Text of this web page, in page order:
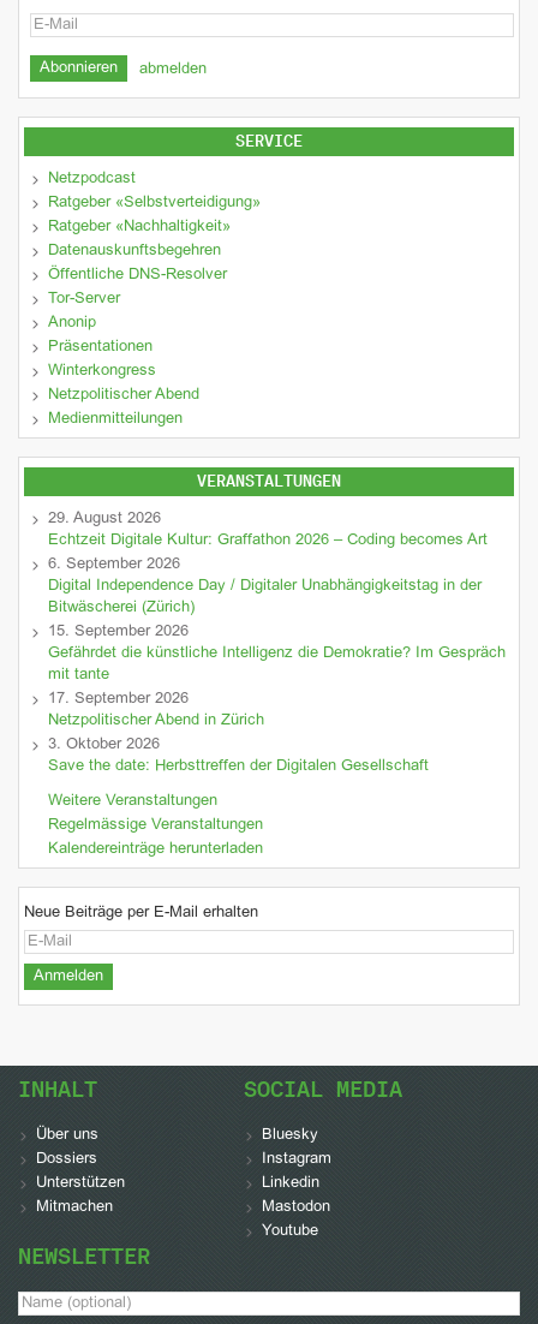
abmelden
SERVICE
Netzpodcast
Ratgeber «Selbstverteidigung»
Ratgeber «Nachhaltigkeit»
Datenauskunftsbegehren
Öffentliche DNS-Resolver
Tor-Server
Anonip
Präsentationen
Winterkongress
Netzpolitischer Abend
Medienmitteilungen
VERANSTALTUNGEN
29. August 2026
Echtzeit Digitale Kultur: Graffathon 2026 – Coding becomes Art
6. September 2026
Digital Independence Day / Digitaler Unabhängigkeitstag in der
Bitwäscherei (Zürich)
15. September 2026
Gefährdet die künstliche Intelligenz die Demokratie? Im Gespräch
mit tante
17. September 2026
Netzpolitischer Abend in Zürich
3. Oktober 2026
Save the date: Herbsttreffen der Digitalen Gesellschaft
Weitere Veranstaltungen
Regelmässige Veranstaltungen
Kalendereinträge herunterladen
Neue Beiträge per E-Mail erhalten
INHALT
Über uns
Dossiers
Unterstützen
Mitmachen
SOCIAL MEDIA
Bluesky
Instagram
Linkedin
Mastodon
Youtube
NEWSLETTER